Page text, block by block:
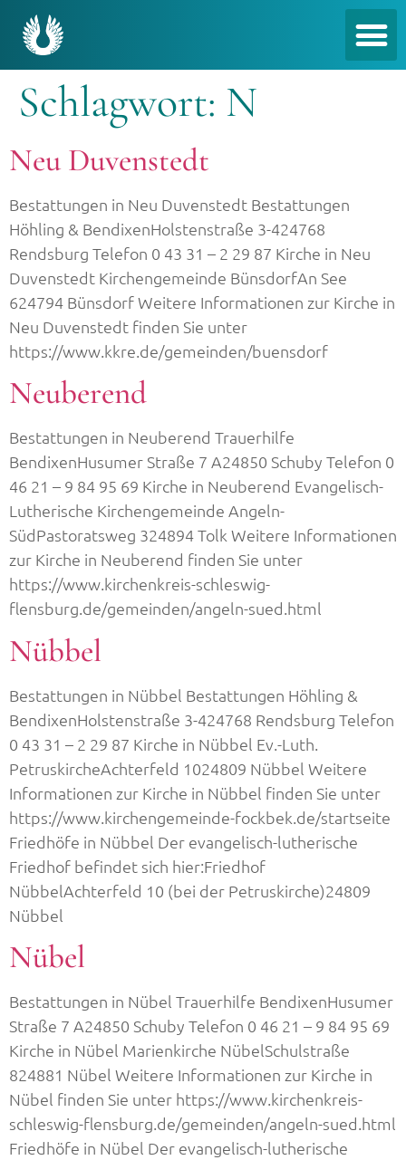
Schlagwort: N
Neu Duvenstedt
Bestattungen in Neu Duvenstedt Bestattungen
Höhling & BendixenHolstenstraße 3-424768
Rendsburg Telefon 0 43 31 – 2 29 87 Kirche in Neu
Duvenstedt Kirchengemeinde BünsdorfAn See
624794 Bünsdorf Weitere Informationen zur Kirche in
Neu Duvenstedt finden Sie unter
https://www.kkre.de/gemeinden/buensdorf
Neuberend
Bestattungen in Neuberend Trauerhilfe
BendixenHusumer Straße 7 A24850 Schuby Telefon 0
46 21 – 9 84 95 69 Kirche in Neuberend Evangelisch-
Lutherische Kirchengemeinde Angeln-
SüdPastoratsweg 324894 Tolk Weitere Informationen
zur Kirche in Neuberend finden Sie unter
https://www.kirchenkreis-schleswig-
flensburg.de/gemeinden/angeln-sued.html
Nübbel
Bestattungen in Nübbel Bestattungen Höhling &
BendixenHolstenstraße 3-424768 Rendsburg Telefon
0 43 31 – 2 29 87 Kirche in Nübbel Ev.-Luth.
PetruskircheAchterfeld 1024809 Nübbel Weitere
Informationen zur Kirche in Nübbel finden Sie unter
https://www.kirchengemeinde-fockbek.de/startseite
Friedhöfe in Nübbel Der evangelisch-lutherische
Friedhof befindet sich hier:Friedhof
NübbelAchterfeld 10 (bei der Petruskirche)24809
Nübbel
Nübel
Bestattungen in Nübel Trauerhilfe BendixenHusumer
Straße 7 A24850 Schuby Telefon 0 46 21 – 9 84 95 69
Kirche in Nübel Marienkirche NübelSchulstraße
824881 Nübel Weitere Informationen zur Kirche in
Nübel finden Sie unter https://www.kirchenkreis-
schleswig-flensburg.de/gemeinden/angeln-sued.html
Friedhöfe in Nübel Der evangelisch-lutherische